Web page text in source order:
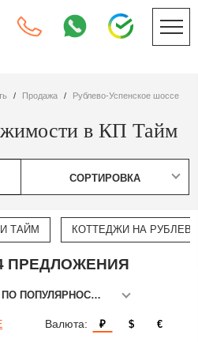
Продажа Рублево-Успенское шоссе
в КП Тайм
СОРТИРОВКА
ТАЙМ КОТТЕДЖИ НА
ПРЕДЛОЖЕНИЯ
ПО ПОПУЛЯРНОСТИ
Валюта: ₽ $ €